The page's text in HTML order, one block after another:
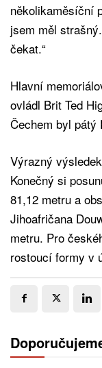
několikaměsíční
jsem měl
čekat.“
Hlavní
ovládl Brit Ted
Čechem byl pátý
Výrazný
Konečný si
81,12 metru a
Jihoafričana
metru. Pro
rostoucí formy v